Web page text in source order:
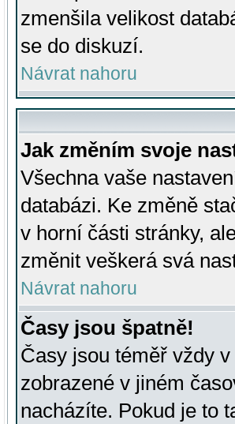
zmenšila velikost
se do diskuzí.
Návrat nahoru
Jak změním svoje
Všechna vaše
databázi. Ke změně
v horní části stránky,
změnit veškerá svá
Návrat nahoru
Časy jsou špatně!
Časy jsou téměř vždy
zobrazené v jiném
nacházíte. Pokud je to